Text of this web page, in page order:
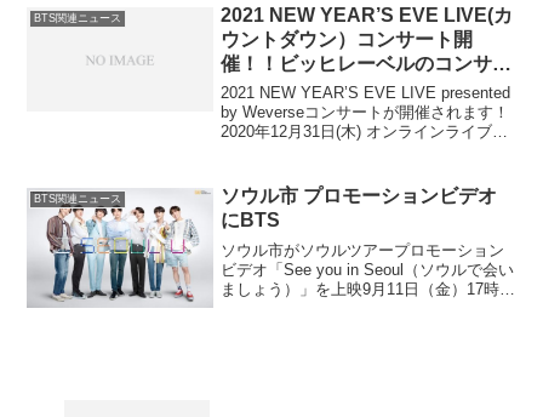
と...
BTS関連ニュース
2021 NEW YEAR’S EVE LIVE(カ
ウントダウン）コンサート開
催！！ビッヒレーベルのコンサー
ト【NYEL】・グッズ
2021 NEW YEAR’S EVE LIVE presented
by Weverseコンサートが開催されます！
2020年12月31日(木) オンラインライブス
BTS関連ニュース
ソウル市 プロモーションビデオ
にBTS
ソウル市がソウルツアープロモーション
ビデオ「See you in Seoul（ソウルで会い
ましょう）」を上映9月11日（金）17時～